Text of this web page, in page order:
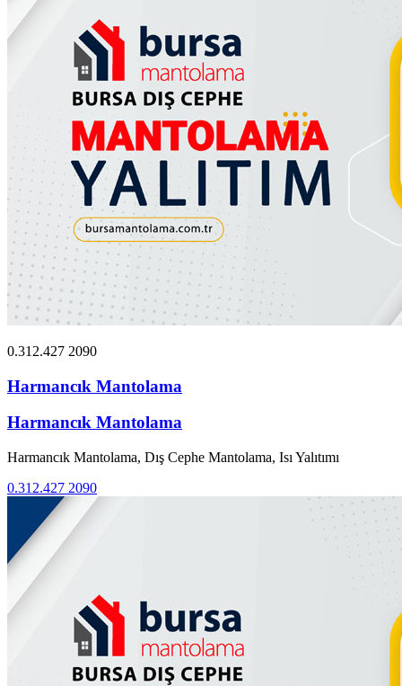
0.312.427 2090
Harmancık Mantolama
Harmancık Mantolama
Harmancık Mantolama, Dış Cephe Mantolama, Isı Yalıtımı
0.312.427 2090